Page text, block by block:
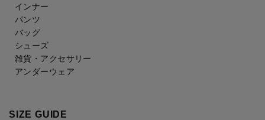
インナー
パンツ
バッグ
シューズ
雑貨・アクセサリー
アンダーウェア
SIZE GUIDE